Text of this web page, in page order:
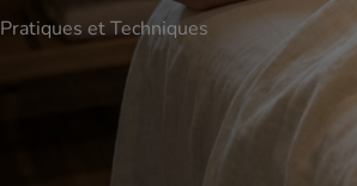
Pratiques et Techniques